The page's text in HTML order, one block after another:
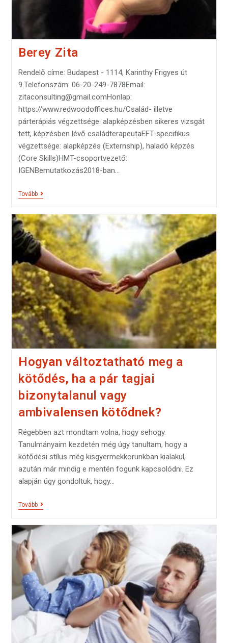
Berey Zita
Rendelő címe: Budapest - 1114, Karinthy Frigyes út
9.Telefonszám: 06-20-249-7878Email:
zitaconsulting@gmail.comHonlap:
https://www.redwoodoffices.hu/Család- illetve
párterápiás végzettsége: alapképzésben sikeres vizsgát
tett, képzésben lévő családterapeutaEFT-specifikus
végzettsége: alapképzés (Externship), haladó képzés
(Core Skills)HMT-csoportvezető:
IGENBemutatkozás2018-ban…
Tovább
Hogyan változtatható meg a
kötődés, ha a pár tagjai
bizonytalanul vagy
ambivalensen kötődnek?
Régebben azt mondtam volna, hogy sehogy.
Tanulmányaim kezdetén még úgy tanultam, hogy a
kötődési stílus még kisgyermekkorunkban kialakul,
azután már mindig e mentén fogunk kapcsolódni. Ez
alapján úgy gondoltuk, hogy…
Tovább